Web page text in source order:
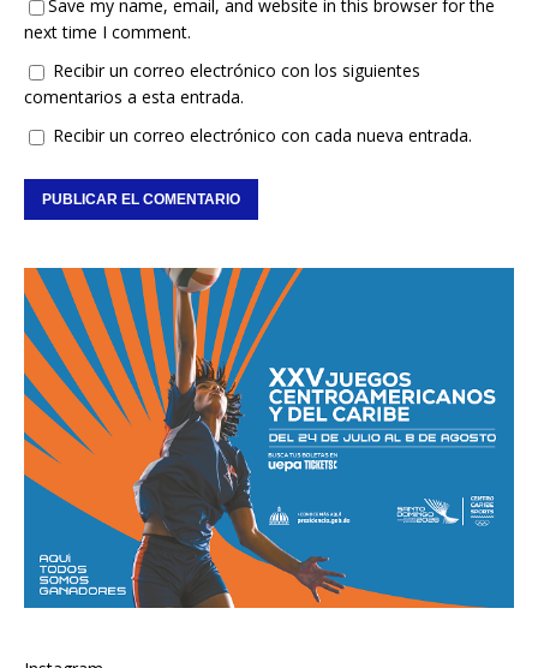
Save my name, email, and website in this browser for the
next time I comment.
Recibir un correo electrónico con los siguientes
comentarios a esta entrada.
Recibir un correo electrónico con cada nueva entrada.